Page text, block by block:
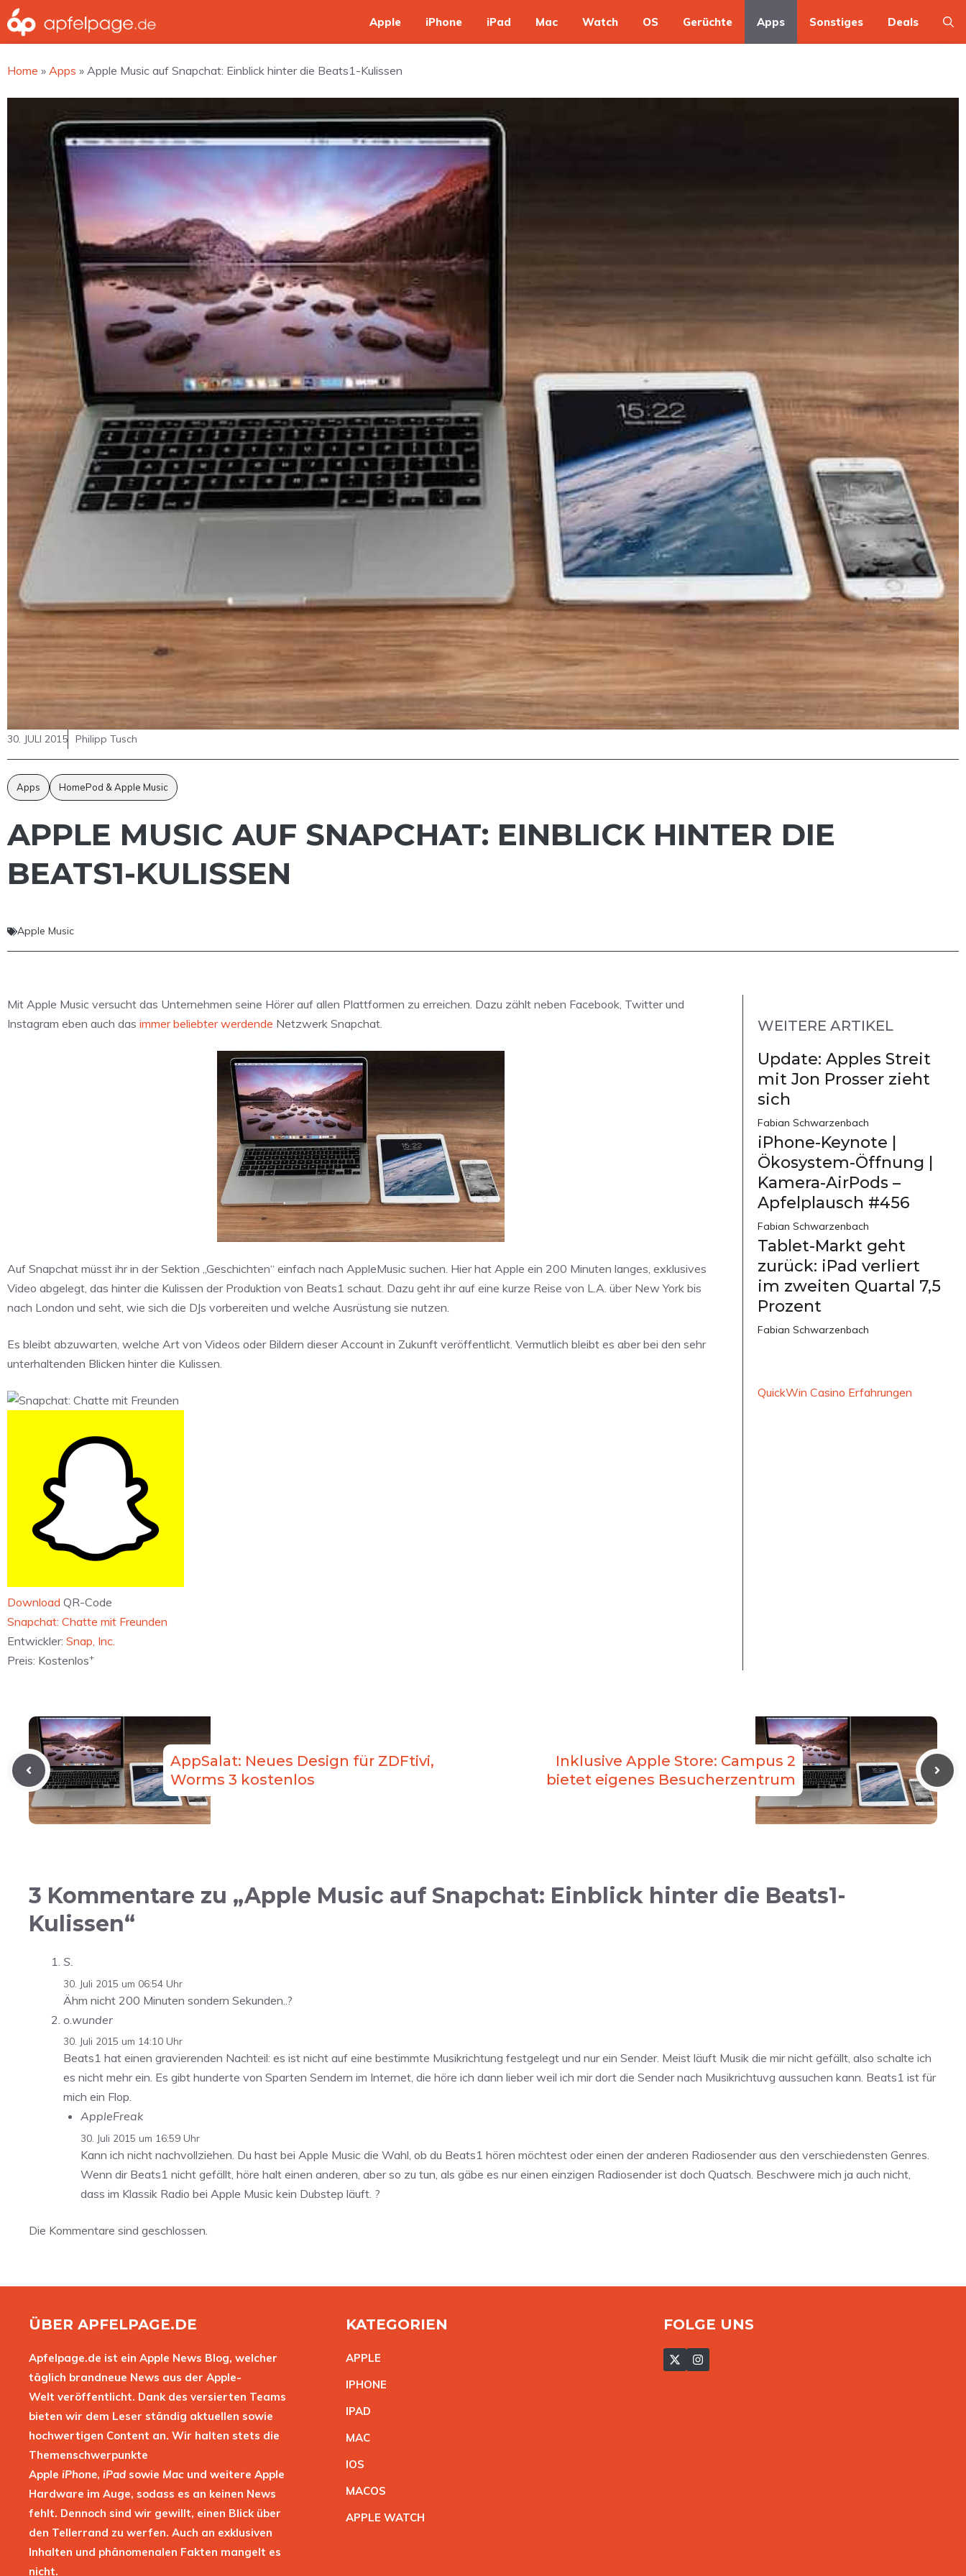
Zum
Inhalt
springen
Apple iPhone iPad Mac Watch OS Gerüchte Apps Sonstiges Deals
Home » Apps » Apple Music auf Snapchat: Einblick hinter die Beats1-Kulissen
30. JULI 2015 Philipp Tusch
Apps HomePod & Apple Music
APPLE MUSIC AUF SNAPCHAT: EINBLICK HINTER DIE
BEATS1-KULISSEN
Apple Music
Mit Apple Music versucht das Unternehmen seine Hörer auf allen Plattformen zu erreichen. Dazu zählt neben Facebook, Twitter und
Instagram eben auch das immer beliebter werdende Netzwerk Snapchat.
Auf Snapchat müsst ihr in der Sektion „Geschichten“ einfach nach AppleMusic suchen. Hier hat Apple ein 200 Minuten langes, exklusives
Video abgelegt, das hinter die Kulissen der Produktion von Beats1 schaut. Dazu geht ihr auf eine kurze Reise von L.A. über New York bis
nach London und seht, wie sich die DJs vorbereiten und welche Ausrüstung sie nutzen.
Es bleibt abzuwarten, welche Art von Videos oder Bildern dieser Account in Zukunft veröffentlicht. Vermutlich bleibt es aber bei den sehr
unterhaltenden Blicken hinter die Kulissen.
Download QR-Code
‎Snapchat: Chatte mit Freunden
Entwickler: Snap, Inc.
Preis: Kostenlos+
WEITERE ARTIKEL
Update: Apples Streit
mit Jon Prosser zieht
sich
Fabian Schwarzenbach
iPhone-Keynote |
Ökosystem-Öffnung |
Kamera-AirPods –
Apfelplausch #456
Fabian Schwarzenbach
Tablet-Markt geht
zurück: iPad verliert
im zweiten Quartal 7,5
Prozent
Fabian Schwarzenbach
QuickWin Casino Erfahrungen
AppSalat: Neues Design für ZDFtivi,
Worms 3 kostenlos
Inklusive Apple Store: Campus 2
bietet eigenes Besucherzentrum
3 Kommentare zu „Apple Music auf Snapchat: Einblick hinter die Beats1-
Kulissen“
S.
30. Juli 2015 um 06:54 Uhr
Ähm nicht 200 Minuten sondern Sekunden..?
o.wunder
30. Juli 2015 um 14:10 Uhr
Beats1 hat einen gravierenden Nachteil: es ist nicht auf eine bestimmte Musikrichtung festgelegt und nur ein Sender. Meist läuft Musik die mir nicht gefällt, also schalte ich
es nicht mehr ein. Es gibt hunderte von Sparten Sendern im Internet, die höre ich dann lieber weil ich mir dort die Sender nach Musikrichtuvg aussuchen kann. Beats1 ist für
mich ein Flop.
AppleFreak
30. Juli 2015 um 16:59 Uhr
Kann ich nicht nachvollziehen. Du hast bei Apple Music die Wahl, ob du Beats1 hören möchtest oder einen der anderen Radiosender aus den verschiedensten Genres.
Wenn dir Beats1 nicht gefällt, höre halt einen anderen, aber so zu tun, als gäbe es nur einen einzigen Radiosender ist doch Quatsch. Beschwere mich ja auch nicht,
dass im Klassik Radio bei Apple Music kein Dubstep läuft. ?
Die Kommentare sind geschlossen.
ÜBER APFELPAGE.DE
Apfelpage.de ist ein Apple News Blog, welcher
täglich brandneue News aus der Apple-
Welt veröffentlicht. Dank des versierten Teams
bieten wir dem Leser ständig aktuellen sowie
hochwertigen Content an. Wir halten stets die
Themenschwerpunkte
Apple iPhone, iPad sowie Mac und weitere Apple
Hardware im Auge, sodass es an keinen News
fehlt. Dennoch sind wir gewillt, einen Blick über
den Tellerrand zu werfen. Auch an exklusiven
Inhalten und phänomenalen Fakten mangelt es
nicht.
KATEGORIEN
APPLE
IPHONE
IPAD
MAC
IOS
MACOS
APPLE WATCH
FOLGE UNS